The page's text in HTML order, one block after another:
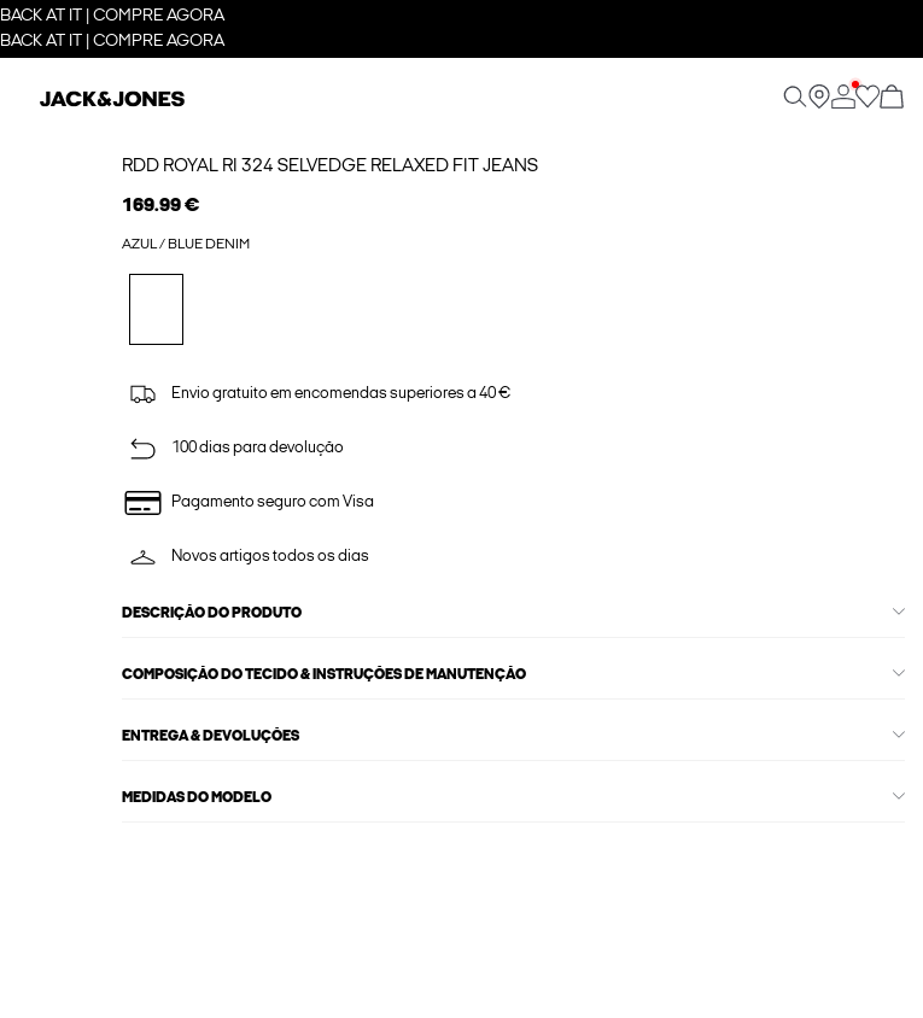
BACK AT IT | COMPRE AGORA
BACK AT IT | COMPRE AGORA
RDD ROYAL RI 324 SELVEDGE RELAXED FIT JEANS
169.99 €
AZUL / BLUE DENIM
Envio gratuito em encomendas superiores a 40 €
100 dias para devolução
Pagamento seguro com Visa
Novos artigos todos os dias
DESCRIÇÃO DO PRODUTO
COMPOSIÇÃO DO TECIDO & INSTRUÇÕES DE MANUTENÇÃO
ENTREGA & DEVOLUÇÕES
MEDIDAS DO MODELO